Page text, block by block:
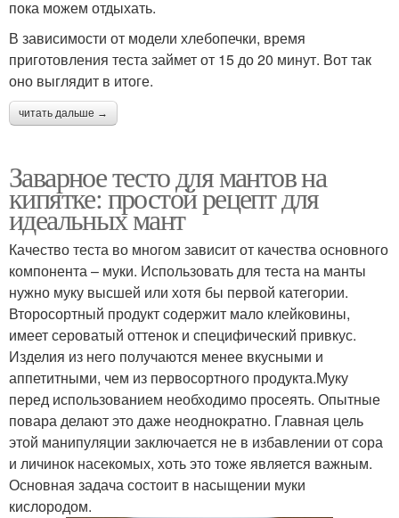
пока можем отдыхать.
В зависимости от модели хлебопечки, время
приготовления теста займет от 15 до 20 минут. Вот так
оно выглядит в итоге.
читать дальше →
Заварное тесто для мантов на
кипятке: простой рецепт для
идеальных мант
Качество теста во многом зависит от качества основного
компонента – муки. Использовать для теста на манты
нужно муку высшей или хотя бы первой категории.
Второсортный продукт содержит мало клейковины,
имеет сероватый оттенок и специфический привкус.
Изделия из него получаются менее вкусными и
аппетитными, чем из первосортного продукта.Муку
перед использованием необходимо просеять. Опытные
повара делают это даже неоднократно. Главная цель
этой манипуляции заключается не в избавлении от сора
и личинок насекомых, хоть это тоже является важным.
Основная задача состоит в насыщении муки
кислородом.